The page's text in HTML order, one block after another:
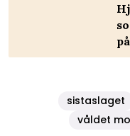
sistaslaget
våldet